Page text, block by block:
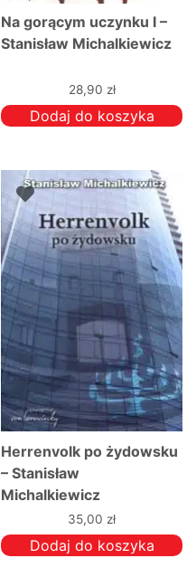
Na gorącym uczynku I –
Stanisław Michalkiewicz
28,90 zł
Dodaj do koszyka
Herrenvolk po żydowsku
– Stanisław
Michalkiewicz
35,00 zł
Dodaj do koszyka